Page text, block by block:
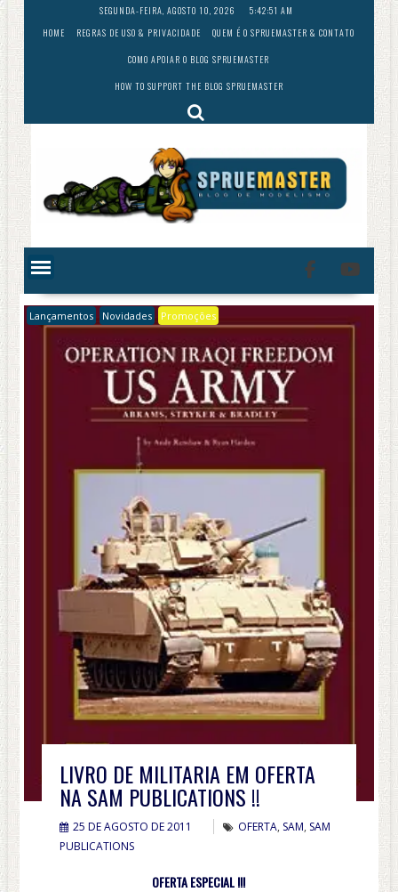
Skip
to
content
SEGUNDA-FEIRA, AGOSTO 10, 2026
5:42:52 AM
HOME
REGRAS DE USO & PRIVACIDADE
QUEM É O SPRUEMASTER & CONTATO
COMO APOIAR O BLOG SPRUEMASTER
HOW TO SUPPORT THE BLOG SPRUEMASTER
Lançamentos Novidades Promoções
LIVRO DE MILITARIA EM OFERTA
NA SAM PUBLICATIONS !!
25 DE AGOSTO DE 2011 OFERTA, SAM, SAM
PUBLICATIONS
OFERTA ESPECIAL !!!